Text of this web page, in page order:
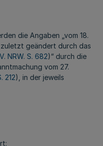
die Angaben „vom 18.
geändert durch das
NRW. S. 682)“ durch die
vom 27.
212), in der jeweils